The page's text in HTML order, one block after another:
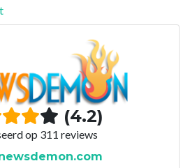
(4.2)
op 311 reviews